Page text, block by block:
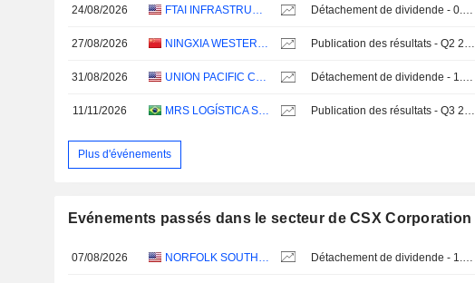
24/08/2026 FTAI INFRASTRUCTURE INC. Détachement de dividende - 0.03 USD
27/08/2026 NINGXIA WESTERN VENTURE INDUSTRIAL CO.,LTD. Publication des résultats - Q2 2026
31/08/2026 UNION PACIFIC CORPORATION Détachement de dividende - 1.42 USD
11/11/2026 MRS LOGÍSTICA S.A. Publication des résultats - Q3 2026
Plus d'événements
Evénements passés dans le secteur de CSX Corporation
07/08/2026